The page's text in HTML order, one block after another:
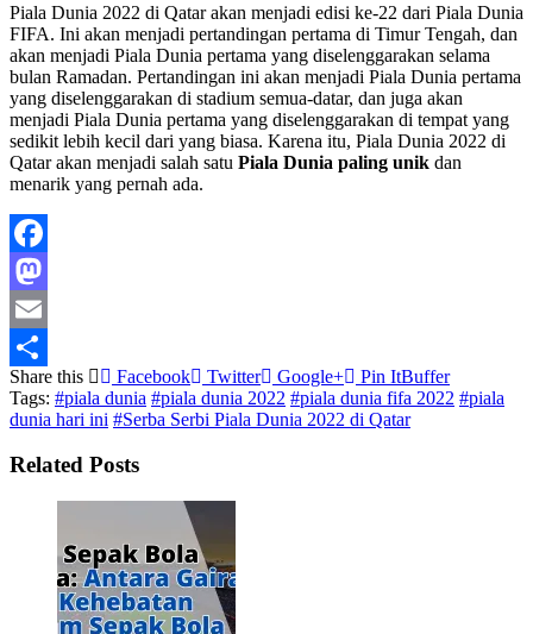
Piala Dunia 2022 di Qatar akan menjadi edisi ke-22 dari Piala Dunia
FIFA. Ini akan menjadi pertandingan pertama di Timur Tengah, dan
akan menjadi Piala Dunia pertama yang diselenggarakan selama
bulan Ramadan. Pertandingan ini akan menjadi Piala Dunia pertama
yang diselenggarakan di stadium semua-datar, dan juga akan
menjadi Piala Dunia pertama yang diselenggarakan di tempat yang
sedikit lebih kecil dari yang biasa. Karena itu, Piala Dunia 2022 di
Qatar akan menjadi salah satu Piala Dunia paling unik dan
menarik yang pernah ada.
Facebook
Mastodon
Email
Share
Share this Facebook Twitter Google+ Pin ItBuffer
Tags: #piala dunia #piala dunia 2022 #piala dunia fifa 2022 #piala
dunia hari ini #Serba Serbi Piala Dunia 2022 di Qatar
Related Posts